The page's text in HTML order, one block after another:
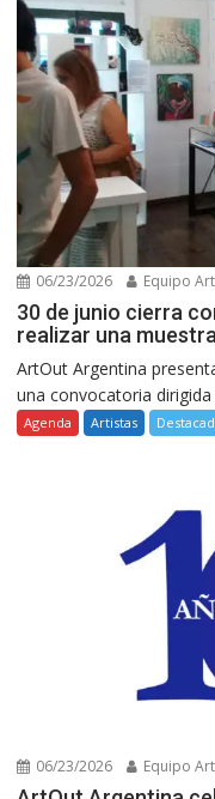
06/23/2026 Equipo
30 de junio cierra
realizar una
ArtOut Argentina
una convocatoria
Agenda Artistas
06/23/2026 Equipo